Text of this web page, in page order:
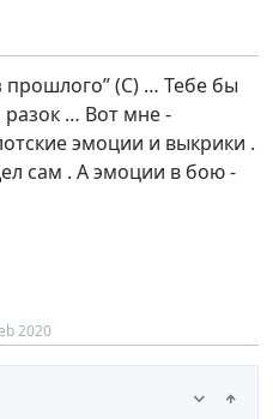
прошлого” (С) … Тебе бы
… Вот мне -
эмоции и выкрики .
сам . А эмоции в бою -
2020